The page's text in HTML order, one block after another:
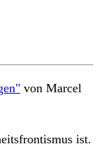
von Marcel
ist.